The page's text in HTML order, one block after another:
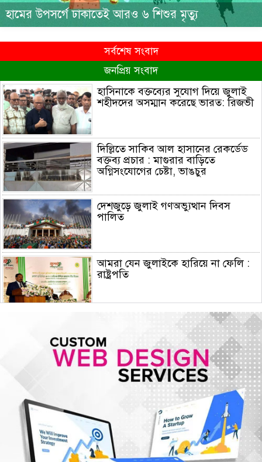
হামের উপসর্গে ঢাকাতেই আরও ৬ শিশুর মৃত্যু
সর্বশেষ সংবাদ
জনপ্রিয় সংবাদ
হাসিনাকে বক্তব্যের সুযোগ দিয়ে জুলাই
শহীদদের অসম্মান করেছে ভারত: রিজভী
দিল্লিতে সাকিব আল হাসানের রেকর্ডেড
বক্তব্য প্রচার : মাগুরার বাড়িতে
অগ্নিসংযোগের চেষ্টা, ভাঙচুর
দেশজুড়ে জুলাই গণঅভ্যুত্থান দিবস
পালিত
আমরা যেন জুলাইকে হারিয়ে না ফেলি :
রাষ্ট্রপতি
ইরান যুদ্ধে মার্কিন ক্ষেপণাস্ত্র প্রতিরোধী
ব্যবস্থার মজুদ বিপজ্জনক মাত্রায় কমেছে
জুলাই শেষে শেয়ারবাজারে বিও হিসাব
কমেছে প্রায় ২৩ হাজার
৫ আগস্টের গণঅভ্যুত্থান ছিল এদেশের
জনগণের ঐক্যবদ্ধ প্রচেষ্টার ফসল: চিফ
হুইপ